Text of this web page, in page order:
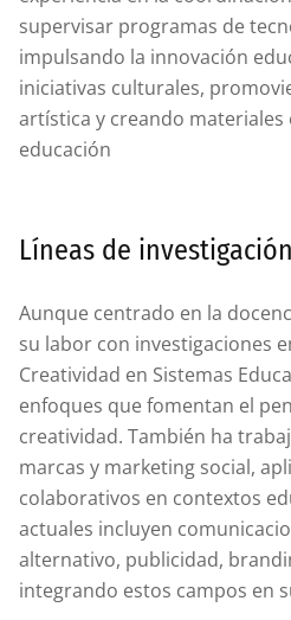
supervisar programas de
impulsando la innovación
iniciativas culturales,
artística y creando materiales
educación
Líneas de investigación
Aunque centrado en la
su labor con investigaciones
Creatividad en Sistemas
enfoques que fomentan el
creatividad. También ha
marcas y marketing social,
colaborativos en contextos
actuales incluyen
alternativo, publicidad,
integrando estos campos en